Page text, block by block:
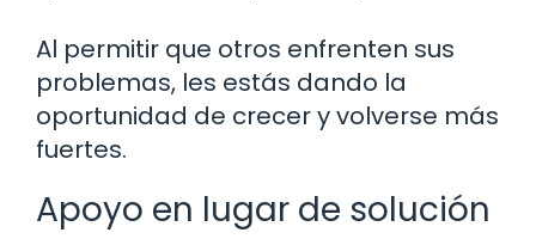
Al permitir que otros enfrenten sus
problemas, les estás dando la
oportunidad de crecer y volverse más
fuertes.
Apoyo en lugar de solución